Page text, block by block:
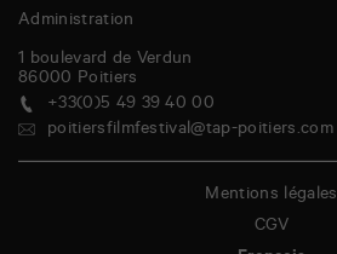
Administration
1 boulevard de Verdun
86000 Poitiers
+33(0)5 49 39 40 00
poitiersfilmfestival@tap-poitiers.com
Mentions légales
CGV